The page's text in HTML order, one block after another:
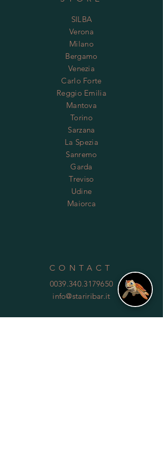
SILBA
Verona
Milano
Bergamo
Venezia
Carlo Forte
Reggio Emilia
Mantova
Torino
Sarzana
La Spezia
Sanremo
Garda
Treviso
Udine
Maiorca
CONTACT
0039.340.3179650
info@stariribar.it